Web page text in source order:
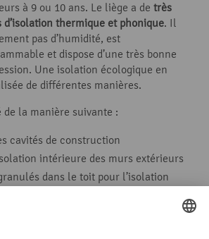
à 9 ou 10 ans. Le liège a de très
d’isolation thermique et phonique. Il
pas d’humidité, est
et dispose d’une très bonne
Une isolation écologique en
de différentes manières.
la manière suivante :
cavités de construction
intérieure des murs extérieurs
dans le toit pour l’isolation
crépis dans les murs
de matériaux avec de l’argile,